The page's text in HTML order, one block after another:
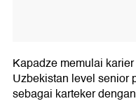
Kapadze memulai
Uzbekistan level senior
sebagai karteker